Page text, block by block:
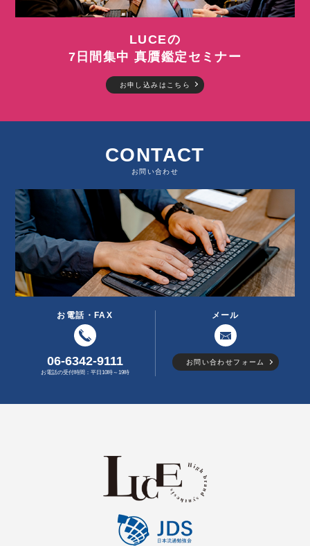
LUCEの
7日間集中 真贋鑑定セミナー
お申し込みはこちら
CONTACT
お問い合わせ
お電話・FAX
06-6342-9111
お電話の受付時間：平日10時～19時
メール
お問い合わせフォーム